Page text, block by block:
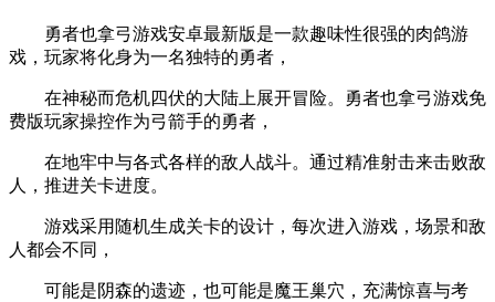
勇者也拿弓游戏安卓最新版是一款趣味性很强的肉鸽游
戏，玩家将化身为一名独特的勇者，
在神秘而危机四伏的大陆上展开冒险。勇者也拿弓游戏免
费版玩家操控作为弓箭手的勇者，
在地牢中与各式各样的敌人战斗。通过精准射击来击败敌
人，推进关卡进度。
游戏采用随机生成关卡的设计，每次进入游戏，场景和敌
人都会不同，
可能是阴森的遗迹，也可能是魔王巢穴，充满惊喜与考